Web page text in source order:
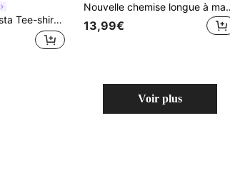
et doux pour le sport, chemise de gym pour femmes
Nouvelle chemise longue à manches longues pour femmes, style
13,99€
Voir plus